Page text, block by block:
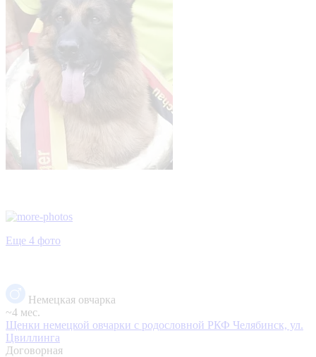
Еще 4 фото
Немецкая овчарка
~4 мес.
Щенки немецкой овчарки с родословной РКФ Челябинск, ул.
Цвиллинга
Договорная